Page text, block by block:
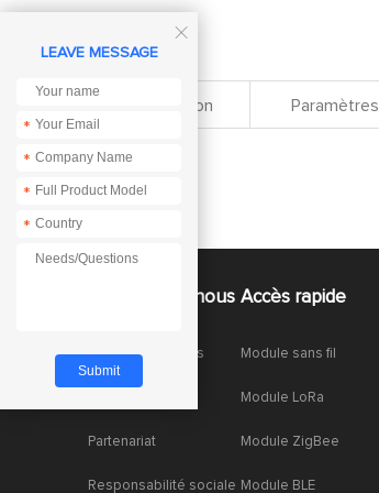
Spécification Paramètres
À propos de nous
À propos de nous
Partenariat
Responsabilité sociale
Accès rapide
Module sans fil
Module LoRa
Module ZigBee
Module BLE

LEAVE MESSAGE
*
*
*
*